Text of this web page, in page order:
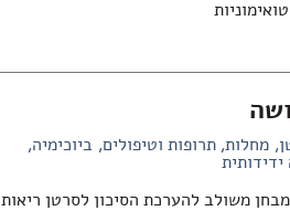
מחלות, תרופות וטיפולים ביוכימיה
מבחן משולב להערכת הסיכון לסרטן ריאות